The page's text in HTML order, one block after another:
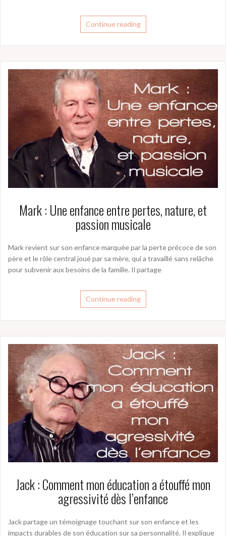
Continue reading
Mark : Une enfance entre pertes, nature, et
passion musicale
Mark revient sur son enfance marquée par la perte précoce de son
père et le rôle central joué par sa mère, qui a travaillé sans relâche
pour subvenir aux besoins de la famille. Il partage
Continue reading
Jack : Comment mon éducation a étouffé mon
agressivité dès l’enfance
Jack partage un témoignage touchant sur son enfance et les
impacts durables de son éducation sur sa personnalité. Il explique